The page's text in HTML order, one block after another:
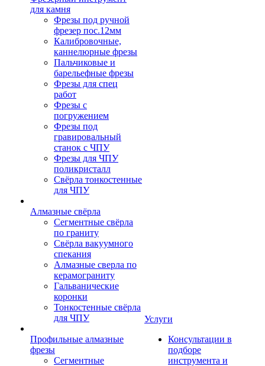
для камня
Фрезы под ручной
фрезер пос.12мм
Калибровочные,
каннелюрные фрезы
Пальчиковые и
барельефные фрезы
Фрезы для спец
работ
Фрезы с
погружением
Фрезы под
гравировальный
станок с ЧПУ
Фрезы для ЧПУ
поликристалл
Свёрла тонкостенные
для ЧПУ
Алмазные свёрла
Сегментные свёрла
по граниту
Свёрла вакуумного
спекания
Алмазные сверла по
керамограниту
Гальванические
коронки
Тонкостенные свёрла
для ЧПУ
Профильные алмазные
фрезы
Сегментные
Услуги
Консультации в
подборе
инструмента и